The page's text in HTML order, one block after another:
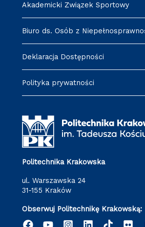
Akademicki Związek Sportowy
Biuro ds. Osób z
Deklaracja Dostępności
Polityka prywatności
Politechnika Krakowska
ul. Warszawska 24
31-155 Kraków
Obserwuj Politechnikę Krakowską: